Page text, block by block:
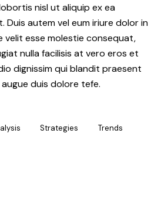
nisl ut aliquip ex ea
Duis autem vel eum iriure dolor in
velit esse molestie consequat,
nulla facilisis at vero eros et
dignissim qui blandit praesent
duis dolore tefe.
Strategies Trends